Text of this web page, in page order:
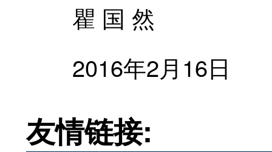
瞿 国 然
2016年2月16日
友情链接: